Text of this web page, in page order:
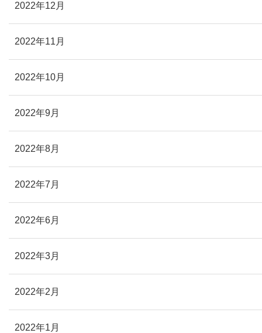
2022年12月
2022年11月
2022年10月
2022年9月
2022年8月
2022年7月
2022年6月
2022年3月
2022年2月
2022年1月